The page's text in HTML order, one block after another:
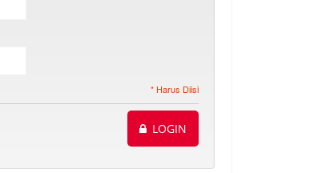
* Harus Diisi
LOGIN